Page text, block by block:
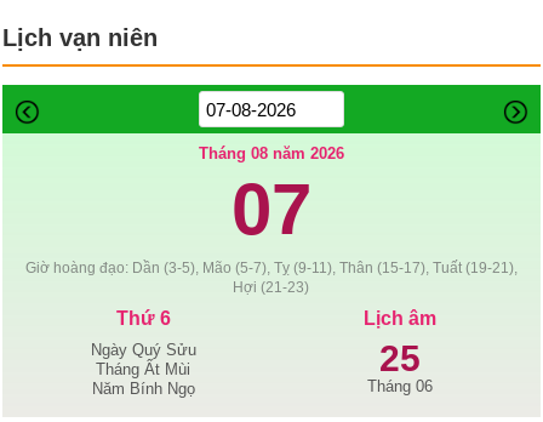
Lịch vạn niên
Tháng 08 năm 2026
07
Giờ hoàng đạo: Dần (3-5), Mão (5-7), Tỵ (9-11), Thân (15-17), Tuất (19-21),
Hợi (21-23)
Thứ 6
Ngày Quý Sửu
Tháng Ất Mùi
Năm Bính Ngọ
Lịch âm
25
Tháng 06